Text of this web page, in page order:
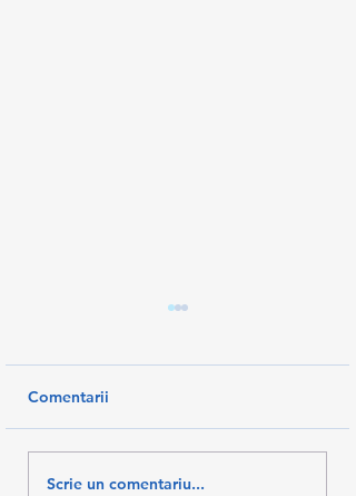
AM SALVAT 10% DIN
Comentarii
Scrie un comentariu...